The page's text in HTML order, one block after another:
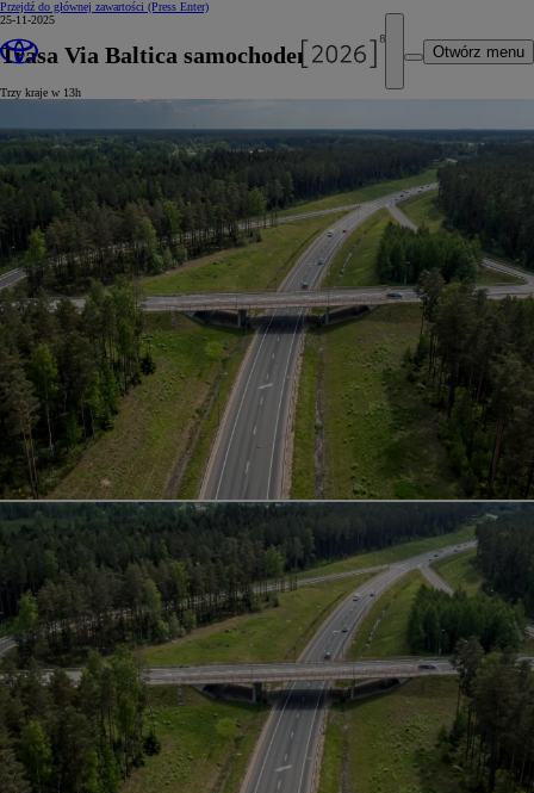
Przejdź do głównej zawartości (Press Enter)
Otwórz menu
25-11-2025
Trasa Via Baltica samochodem
Trzy kraje w 13h